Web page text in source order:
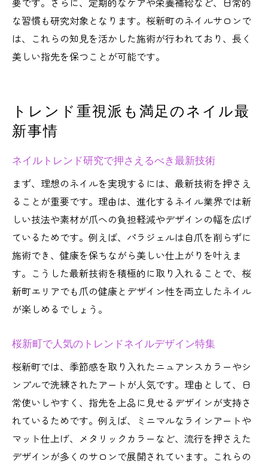
自分らしさを叶えるネイル研究のコツ
理想のネイルを研究で見つける方法
ネイル研究が導く似合うデザイン選び
自爪の個性を活かすネイル研究の工夫
な習慣も研究対象となります。桜新町のネイルサロンで
は、これらの知見を活かした施術が行われており、長く
美しい指先を保つことが可能です。
トレンド重視派も満足のネイル最
新事情
ネイルトレンド研究で押さえるべき最新技術
まず、理想のネイルを実現するには、最新技術を押さえ
ることが重要です。理由は、進化するネイル業界では新
しい技法や素材が爪への負担軽減やデザインの幅を広げ
ているためです。例えば、パラジェルは自爪を削らずに
施術でき、健康を保ちながら美しい仕上がりを叶えま
す。こうした最新技術を積極的に取り入れることで、桜
新町エリアでも爪の健康とデザイン性を両立したネイル
が楽しめるでしょう。
桜新町で人気のトレンドネイルデザイン特集
桜新町では、季節感を取り入れたニュアンスカラーやシ
ンプルで洗練されたアートが人気です。理由として、日
常使いしやすく、指先を上品に見せるデザインが支持さ
れているためです。例えば、ミニマルなラインアートや
マット仕上げ、メタリックカラーなど、流行を押さえた
デザインが多くのサロンで展開されています。これらの